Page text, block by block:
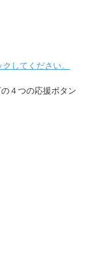
してください。
４つの応援ボタン